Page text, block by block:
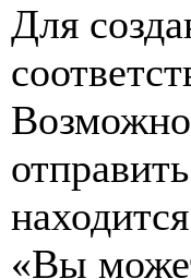
Для
«Вы